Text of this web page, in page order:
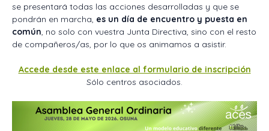
se presentará todas las acciones desarrolladas y que se
pondrán en marcha, es un día de encuentro y puesta en
común, no solo con vuestra Junta Directiva, sino con el resto
de compañeros/as, por lo que os animamos a asistir.
Accede desde este enlace al formulario de inscripción
Sólo centros asociados.